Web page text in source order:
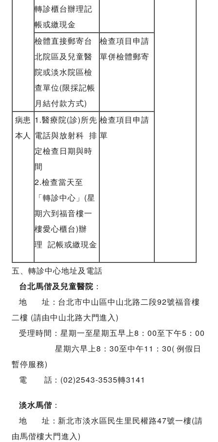
轉診櫃台辦理記
帳或繳現金
檢體直接郵寄台
北院區及兒童醫
院或淡水院區檢
查單位(限採記帳
月結付款方式)
檢查項目申請
單併檢體郵寄
病患
本人
1.醫療院(診)所先
電話與放射科 排
定檢查日期與時
間
2.檢查當天至
「轉診中心」(星
期六到福音樓一
樓愛心櫃台)辦
理 記帳或繳現金
檢查項目申請
單
五、轉診中心地址及電話
台北馬偕及兒童醫院：
地 址：台北市中山區中山北路二段92號福音樓
二樓 (請由中山北路大門進入)
受理時間：星期一至星期五早上8：00至下午5：00
星期六早上8：30至中午11：30( 例假日
暫停服務)
電 話：(02)2543-3535轉3141
淡水馬偕：
地 址：新北市淡水區民生里民權路47號一樓(請
由馬偕樓大門進入)